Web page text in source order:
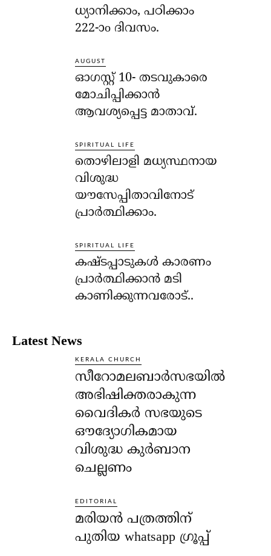
ധ്യാനിക്കാം, പഠിക്കാം
222-ാo ദിവസം.
AUGUST
ഓഗസ്റ്റ് 10- തടവുകാരെ
മോചിപ്പിക്കാന്‍
ആവശ്യപ്പെട്ട മാതാവ്.
SPIRITUAL LIFE
തൊഴിലാളി മധ്യസ്ഥനായ
വിശുദ്ധ
യൗസേപ്പിതാവിനോട്
പ്രാര്‍ത്ഥിക്കാം.
SPIRITUAL LIFE
കഷ്ടപ്പാടുകള്‍ കാരണം
പ്രാര്‍ത്ഥിക്കാന്‍ മടി
കാണിക്കുന്നവരോട്..
Latest News
KERALA CHURCH
സീറോമലബാർസഭയിൽ
അഭിഷിക്തരാകുന്ന
വൈദികർ സഭയുടെ
ഔദ്യോഗികമായ
വിശുദ്ധ കുർബാന
ചെല്ലണം
EDITORIAL
മരിയൻ പത്രത്തിന്
പുതിയ whatsapp ഗ്രൂപ്പ്